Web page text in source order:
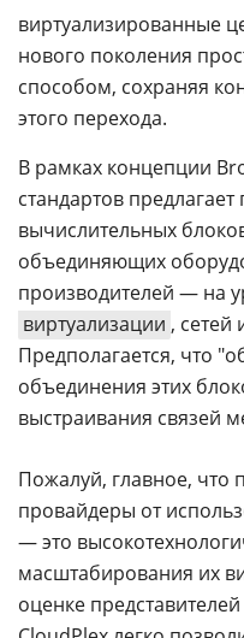
виртуализированные
нового поколения
способом, сохраняя
этого перехода.
В рамках концепции
стандартов
вычислительных
объединяющих
производителей — на
виртуализации , сетей
Предполагается, что
объединения этих
выстраивания связей
Пожалуй, главное, что
провайдеры от
— это
масштабирования их
оценке